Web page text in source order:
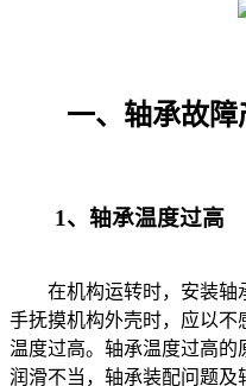
一、轴承故障
1、轴承温度过高
在机构运转时，安装轴
手抚摸机构外壳时，应以不
温度过高。轴承温度过高的
润滑不当，轴承装配问题及